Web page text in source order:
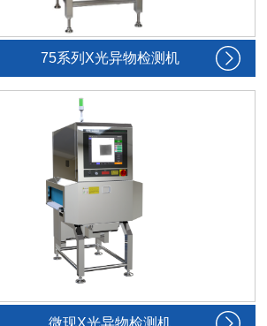
75系列X光异物检测机
微现X光异物检测机